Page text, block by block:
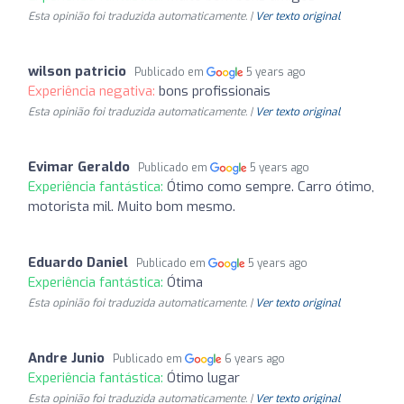
Esta opinião foi traduzida automaticamente. | Ver texto original
wilson patricio Publicado em 5 years ago
Experiência negativa: bons profissionais
Esta opinião foi traduzida automaticamente. | Ver texto original
Evimar Geraldo Publicado em 5 years ago
Experiência fantástica: Ótimo como sempre. Carro ótimo,
motorista mil. Muito bom mesmo.
Eduardo Daniel Publicado em 5 years ago
Experiência fantástica: Ótima
Esta opinião foi traduzida automaticamente. | Ver texto original
Andre Junio Publicado em 6 years ago
Experiência fantástica: Ótimo lugar
Esta opinião foi traduzida automaticamente. | Ver texto original